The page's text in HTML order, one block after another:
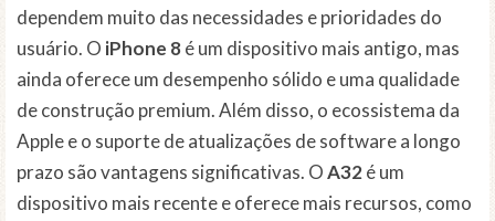
dependem muito das necessidades e prioridades do
usuário. O iPhone 8é um dispositivo mais antigo, mas
ainda oferece um desempenho sólido e uma qualidade
de construção premium. Além disso, o ecossistema da
Apple e o suporte de atualizações de software a longo
prazo são vantagens significativas. OA32é um
dispositivo mais recente e oferece mais recursos, como